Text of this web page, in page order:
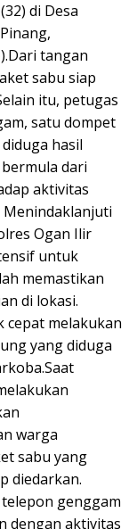
di Desa
tangan
sabu siap
itu, petugas
satu dompet
hasil
dari
aktivitas
Ogan Ilir
untuk
memastikan
di lokasi.
cepat melakukan
yang diduga
warga
sabu yang
diedarkan.
genggam
dengan aktivitas